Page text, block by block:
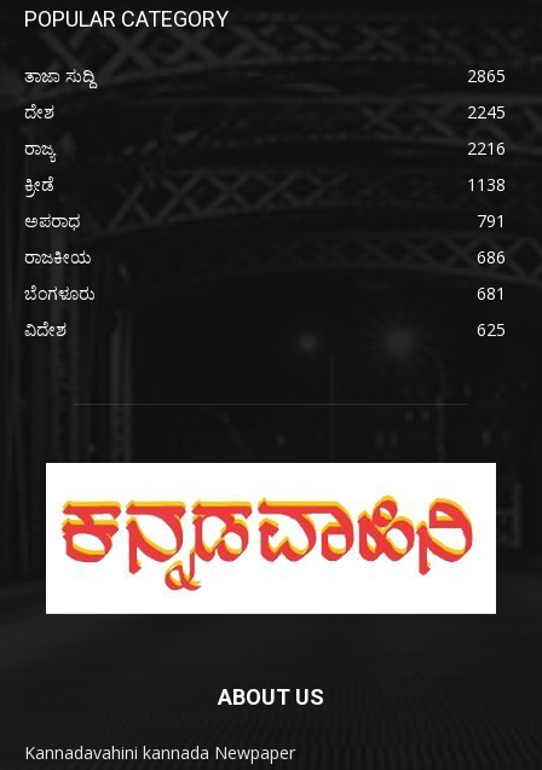
POPULAR CATEGORY
ತಾಜಾ ಸುದ್ದಿ
2865
ದೇಶ
2245
ರಾಜ್ಯ
2216
ಕ್ರೀಡೆ
1138
ಅಪರಾಧ
791
ರಾಜಕೀಯ
686
ಬೆಂಗಳೂರು
681
ವಿದೇಶ
625
ABOUT US
Kannadavahini kannada Newpaper